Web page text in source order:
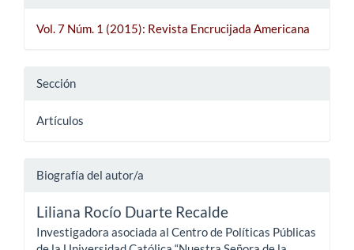
Vol. 7 Núm. 1 (2015): Revista Encrucijada Americana
Sección
Artículos
Biografía del autor/a
Liliana Rocío Duarte Recalde
Investigadora asociada al Centro de Políticas Públicas